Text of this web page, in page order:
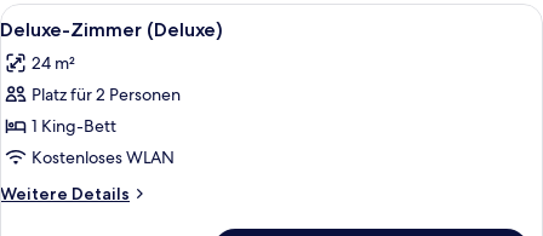
Alle
Fotos
für
Deluxe-
Zimmer
(Deluxe)
anzeigen
Ein Hotelzimmer mit einem großen
6
Deluxe-Zimmer (Deluxe)
24 m²
Platz für 2 Personen
1 King-Bett
Kostenloses WLAN
Weitere Details
Weitere